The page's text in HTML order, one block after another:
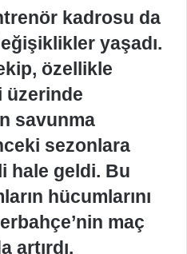
kadrosu da
yaşadı.
özellikle
üzerinde
savunma
sezonlara
hale geldi. Bu
hücumlarını
maç
artırdı.